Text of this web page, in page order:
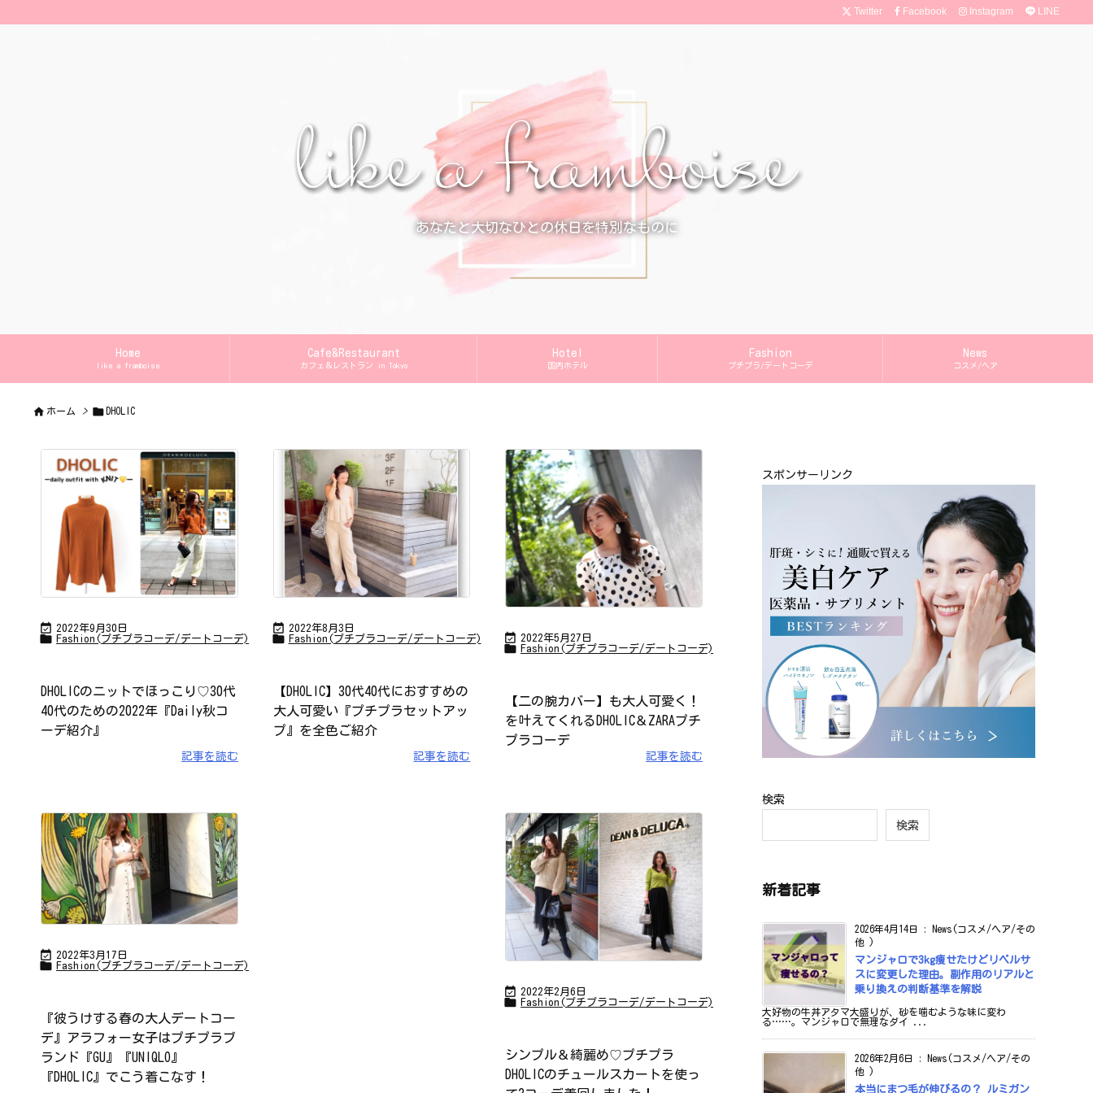
あなたと大切なひとの休日を特別なものに
Home
like a framboise
Cafe&Restaurant
カフェ＆レストラン in Tokyo
Hotel
国内ホテル
Fashion
プチプラ/デートコーデ
News
コスメ/ヘア
Twitter Facebook Instagram LINE
 ホーム > DHOLIC
 2022年9月30日
 Fashion(プチプラコーデ/デートコーデ)
DHOLICのニットでほっこり♡30代
40代のための2022年『Daily秋コ
ーデ紹介』
記事を読む
 2022年8月3日
 Fashion(プチプラコーデ/デートコーデ)
【DHOLIC】30代40代におすすめの
大人可愛い『プチプラセットアッ
プ』を全色ご紹介
記事を読む
 2022年5月27日
 Fashion(プチプラコーデ/デートコーデ)
【二の腕カバー】も大人可愛く！
を叶えてくれるDHOLIC＆ZARAプチ
プラコーデ
記事を読む
 2022年3月17日
 Fashion(プチプラコーデ/デートコーデ)
『彼うけする春の大人デートコー
デ』アラフォー女子はプチプラブ
ランド『GU』『UNIQLO』
『DHOLIC』でこう着こなす！
 2022年2月6日
 Fashion(プチプラコーデ/デートコーデ)
シンプル＆綺麗め♡プチプラ
DHOLICのチュールスカートを使っ
スポンサーリンク
検索
検索
新着記事
2026年4月14日 :
News(コスメ/ヘア/その
他 )
マンジャロで3kg痩せたけどリベルサ
スに変更した理由。副作用のリアルと
乗り換えの判断基準を解説
大好物の牛丼アタマ大盛りが、砂を噛むような味に変わ
る……。マンジャロで無理なダイ ...
2026年2月6日 :
News(コスメ/ヘア/その
他 )
本当にまつ毛が伸びるの？ ルミガン